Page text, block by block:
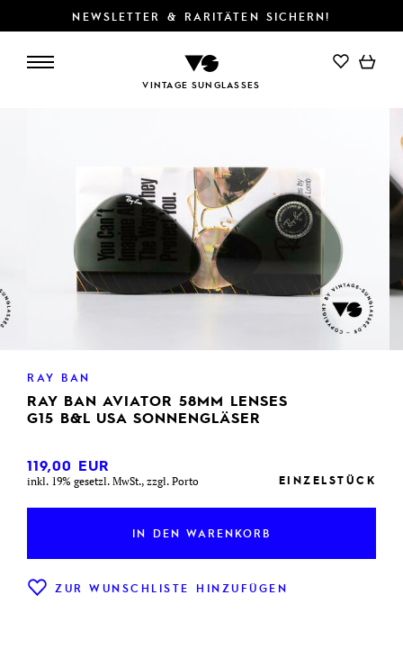
NEWSLETTER & RARITÄTEN SICHERN!
VINTAGE SUNGLASSES
IN DEN WARENKORB
RAY BAN
RAY BAN AVIATOR 58MM LENSES
G15 B&L USA SONNENGLÄSER
119,00 EUR
inkl. 19% gesetzl. MwSt., zzgl. Porto EINZELSTÜCK
IN DEN WARENKORB
ZUR WUNSCHLISTE HINZUFÜGEN